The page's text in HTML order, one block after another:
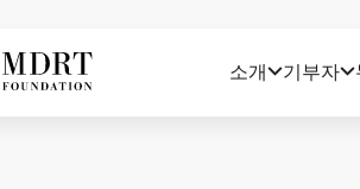
소개 기부자